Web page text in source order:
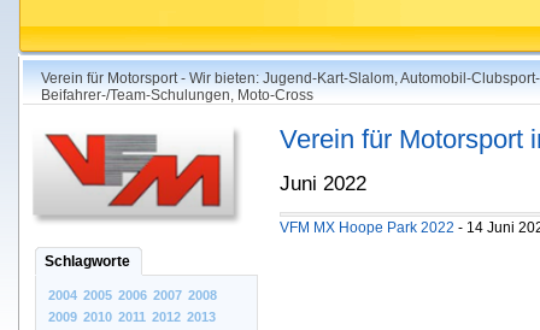
Verein für Motorsport - Wir bieten: Jugend-Kart-Slalom, Automobil-
Beifahrer-/Team-Schulungen, Moto-Cross
Schlagworte
2004 2005 2006 2007 2008
2009 2010 2011 2012 2013
Verein für Motorsport
Juni 2022
VFM MX Hoope Park 2022 - 14 Juni